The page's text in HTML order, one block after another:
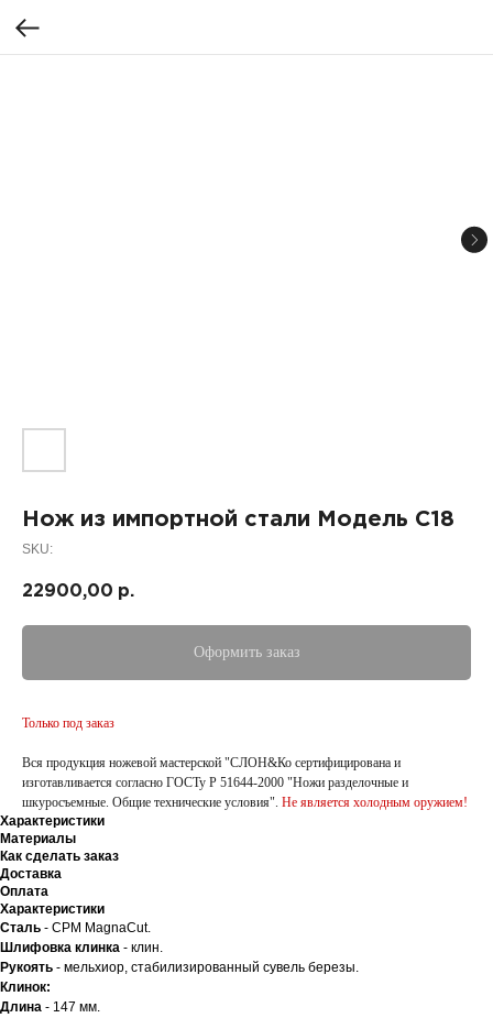
Нож из импортной стали Модель С18
SKU:
22900,00 р.
Оформить заказ
Только под заказ
Вся продукция ножевой мастерской "СЛОН&Ко сертифицирована и
изготавливается согласно ГОСТу Р 51644-2000 "Ножи разделочные и
шкуросъемные. Общие технические условия". Не является холодным оружием!
Характеристики
Материалы
Как сделать заказ
Доставка
Оплата
Характеристики
Сталь - CPM MagnaCut.
Шлифовка клинка - клин.
Рукоять - мельхиор, стабилизированный сувель березы.
Клинок:
Длина - 147 мм.